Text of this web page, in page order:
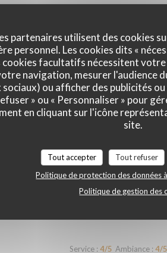
partenaires utilisent des cookies
personnel. Les cookies dits «
facultatifs nécessitent
navigation, mesurer l'audience
sociaux) ou afficher des publicités
» ou « Personnaliser » pour
en cliquant sur l'icône
site.
Tout accepter Tout refuser
Politique de protection des données
Politique de gestion des
Service:4/5 Ambiance: 4/5
Service: 4/5 Ambiance: 4/5
est si tendre et tous les
Service: 4/5 Ambiance: 4/5